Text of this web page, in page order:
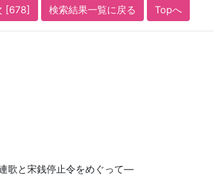
[678] 検索結果一覧に戻る Topへ
歌と宋銭停止令をめぐって―